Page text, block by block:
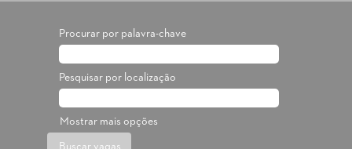
Procurar por palavra-chave
Pesquisar por localização
Mostrar mais opções